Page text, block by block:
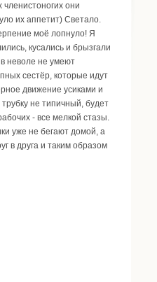
они
их аппетит) Светало.
моё лопнуло! Я
кусались и брызгали
неволе не умеют
сестёр, которые идут
движение усиками и
не типичный, будет
- все мелкой стазы.
уже не бегают домой, а
в друга и таким образом